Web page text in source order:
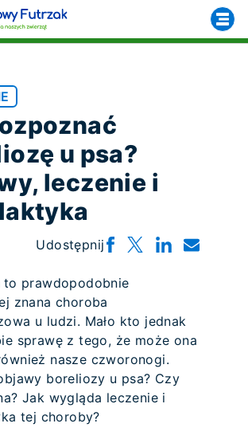
u psa?
leczenie i
Udostępnij
to prawdopodobnie
znana choroba
u ludzi. Mało kto jednak
sprawę z tego, że może ona
nasze czworonogi.
boreliozy u psa? Czy
Jak wygląda leczenie i
tej choroby?